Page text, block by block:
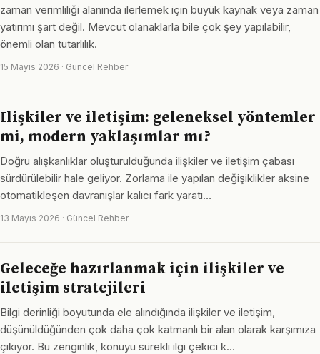
zaman verimliliği alanında ilerlemek için büyük kaynak veya zaman
yatırımı şart değil. Mevcut olanaklarla bile çok şey yapılabilir,
önemli olan tutarlılık.
15 Mayıs 2026 · Güncel Rehber
Ilişkiler ve iletişim: geleneksel yöntemler
mi, modern yaklaşımlar mı?
Doğru alışkanlıklar oluşturulduğunda ilişkiler ve iletişim çabası
sürdürülebilir hale geliyor. Zorlama ile yapılan değişiklikler aksine
otomatikleşen davranışlar kalıcı fark yaratı…
13 Mayıs 2026 · Güncel Rehber
Geleceğe hazırlanmak için ilişkiler ve
iletişim stratejileri
Bilgi derinliği boyutunda ele alındığında ilişkiler ve iletişim,
düşünüldüğünden çok daha çok katmanlı bir alan olarak karşımıza
çıkıyor. Bu zenginlik, konuyu sürekli ilgi çekici k…